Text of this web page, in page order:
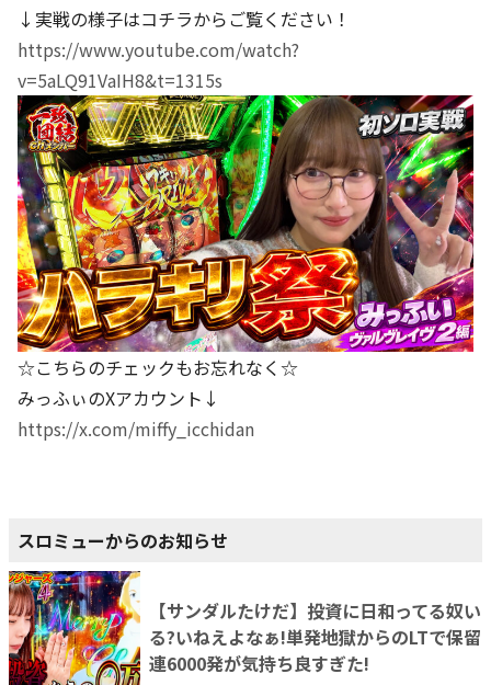
↓実戦の様子はコチラからご覧ください！
https://www.youtube.com/watch?
v=5aLQ91VaIH8&t=1315s
☆こちらのチェックもお忘れなく☆
みっふぃのXアカウント↓
https://x.com/miffy_icchidan
スロミューからのお知らせ
【サンダルたけだ】投資に日和ってる奴い
る?いねえよなぁ!単発地獄からのLTで保留
連6000発が気持ち良すぎた!